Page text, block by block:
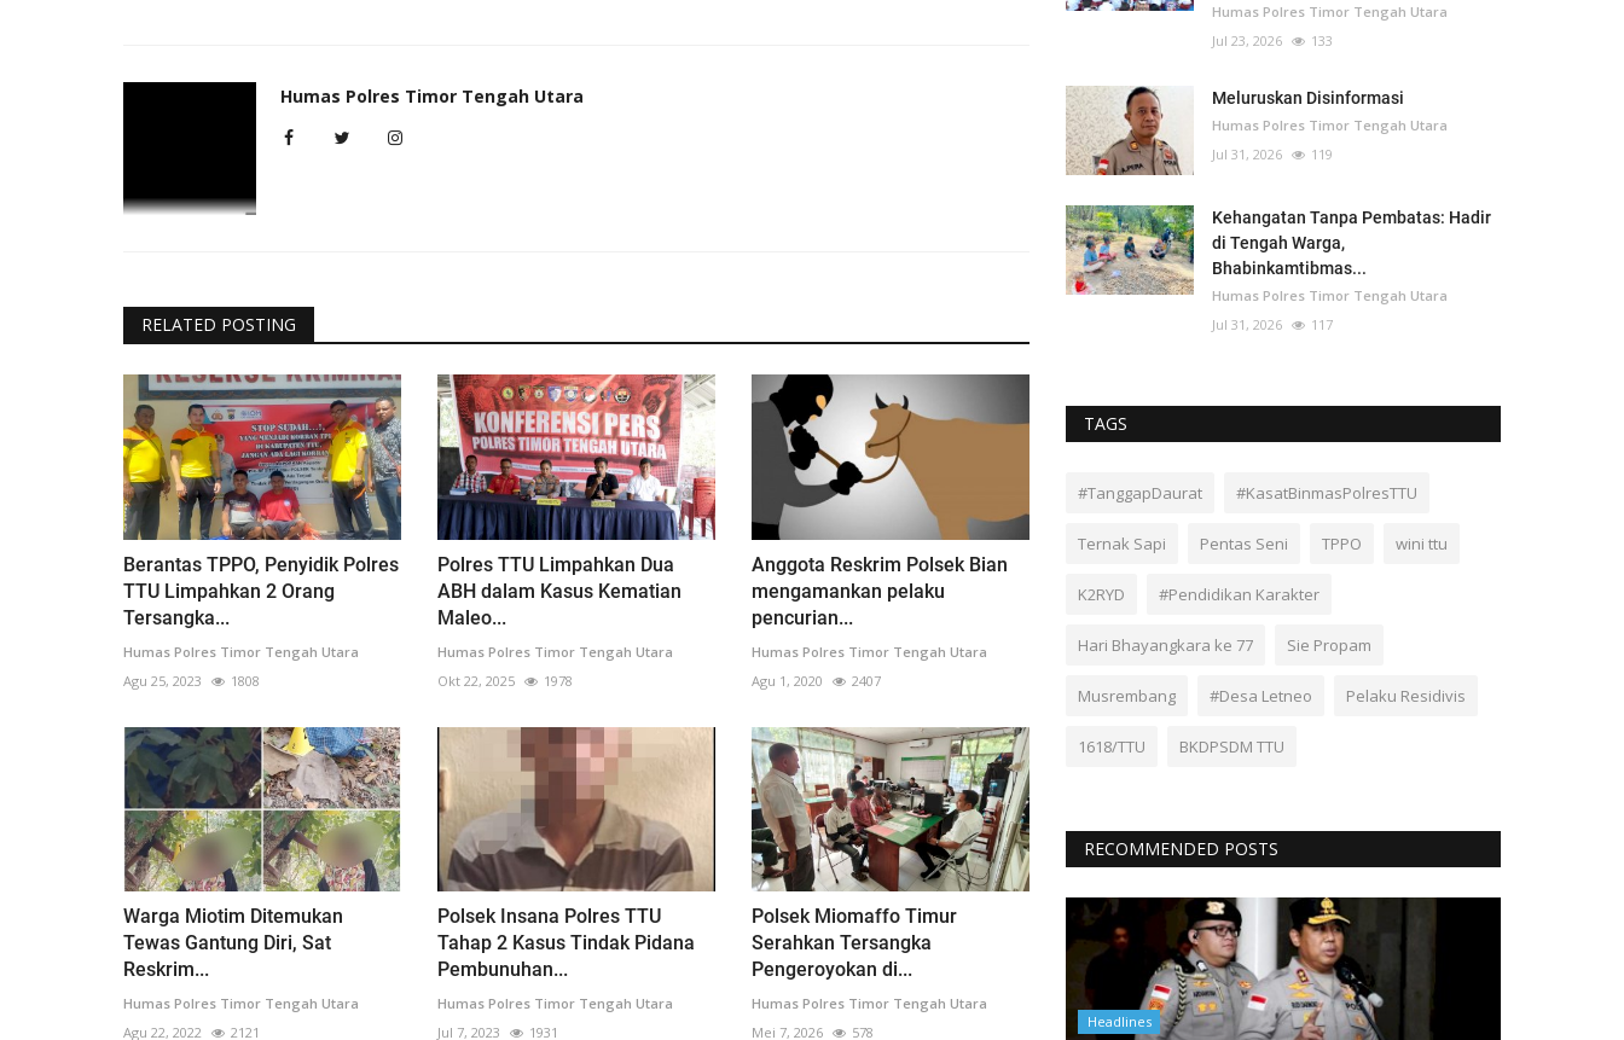
Humas Polres Timor Tengah Utara
RELATED POSTING
Berantas TPPO, Penyidik Polres
TTU Limpahkan 2 Orang
Tersangka...
Humas Polres Timor Tengah Utara
Agu 25, 2023
1808
Polres TTU Limpahkan Dua
ABH dalam Kasus Kematian
Maleo...
Humas Polres Timor Tengah Utara
Okt 22, 2025
1978
Anggota Reskrim Polsek Bian
mengamankan pelaku
pencurian...
Humas Polres Timor Tengah Utara
Agu 1, 2020
2407
Warga Miotim Ditemukan
Tewas Gantung Diri, Sat
Reskrim...
Humas Polres Timor Tengah Utara
Agu 22, 2022
2121
Polsek Insana Polres TTU
Tahap 2 Kasus Tindak Pidana
Pembunuhan...
Humas Polres Timor Tengah Utara
Jul 7, 2023
1931
Polsek Miomaffo Timur
Serahkan Tersangka
Pengeroyokan di...
Humas Polres Timor Tengah Utara
Mei 7, 2026
578
Humas Polres Timor Tengah Utara
Jul 23, 2026
133
Meluruskan Disinformasi
Humas Polres Timor Tengah Utara
Jul 31, 2026
119
Kehangatan Tanpa Pembatas: Hadir
di Tengah Warga,
Bhabinkamtibmas...
Humas Polres Timor Tengah Utara
Jul 31, 2026
117
TAGS
#TanggapDaurat #KasatBinmasPolresTTU
Ternak Sapi Pentas Seni TPPO wini ttu
K2RYD #Pendidikan Karakter
Hari Bhayangkara ke 77 Sie Propam
Musrembang #Desa Letneo Pelaku Residivis
1618/TTU BKDPSDM TTU
RECOMMENDED POSTS
Headlines